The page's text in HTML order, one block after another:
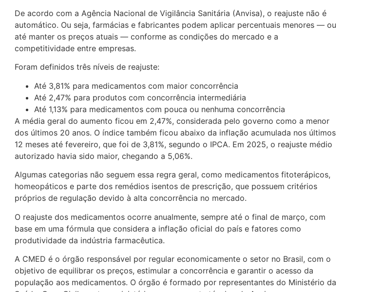
De acordo com a Agência Nacional de Vigilância Sanitária (Anvisa), o reajuste não é
automático. Ou seja, farmácias e fabricantes podem aplicar percentuais menores — ou
até manter os preços atuais — conforme as condições do mercado e a
competitividade entre empresas.
Foram definidos três níveis de reajuste:
Até 3,81% para medicamentos com maior concorrência
Até 2,47% para produtos com concorrência intermediária
Até 1,13% para medicamentos com pouca ou nenhuma concorrência
A média geral do aumento ficou em 2,47%, considerada pelo governo como a menor
dos últimos 20 anos. O índice também ficou abaixo da inflação acumulada nos últimos
12 meses até fevereiro, que foi de 3,81%, segundo o IPCA. Em 2025, o reajuste médio
autorizado havia sido maior, chegando a 5,06%.
Algumas categorias não seguem essa regra geral, como medicamentos fitoterápicos,
homeopáticos e parte dos remédios isentos de prescrição, que possuem critérios
próprios de regulação devido à alta concorrência no mercado.
O reajuste dos medicamentos ocorre anualmente, sempre até o final de março, com
base em uma fórmula que considera a inflação oficial do país e fatores como
produtividade da indústria farmacêutica.
A CMED é o órgão responsável por regular economicamente o setor no Brasil, com o
objetivo de equilibrar os preços, estimular a concorrência e garantir o acesso da
população aos medicamentos. O órgão é formado por representantes do Ministério da